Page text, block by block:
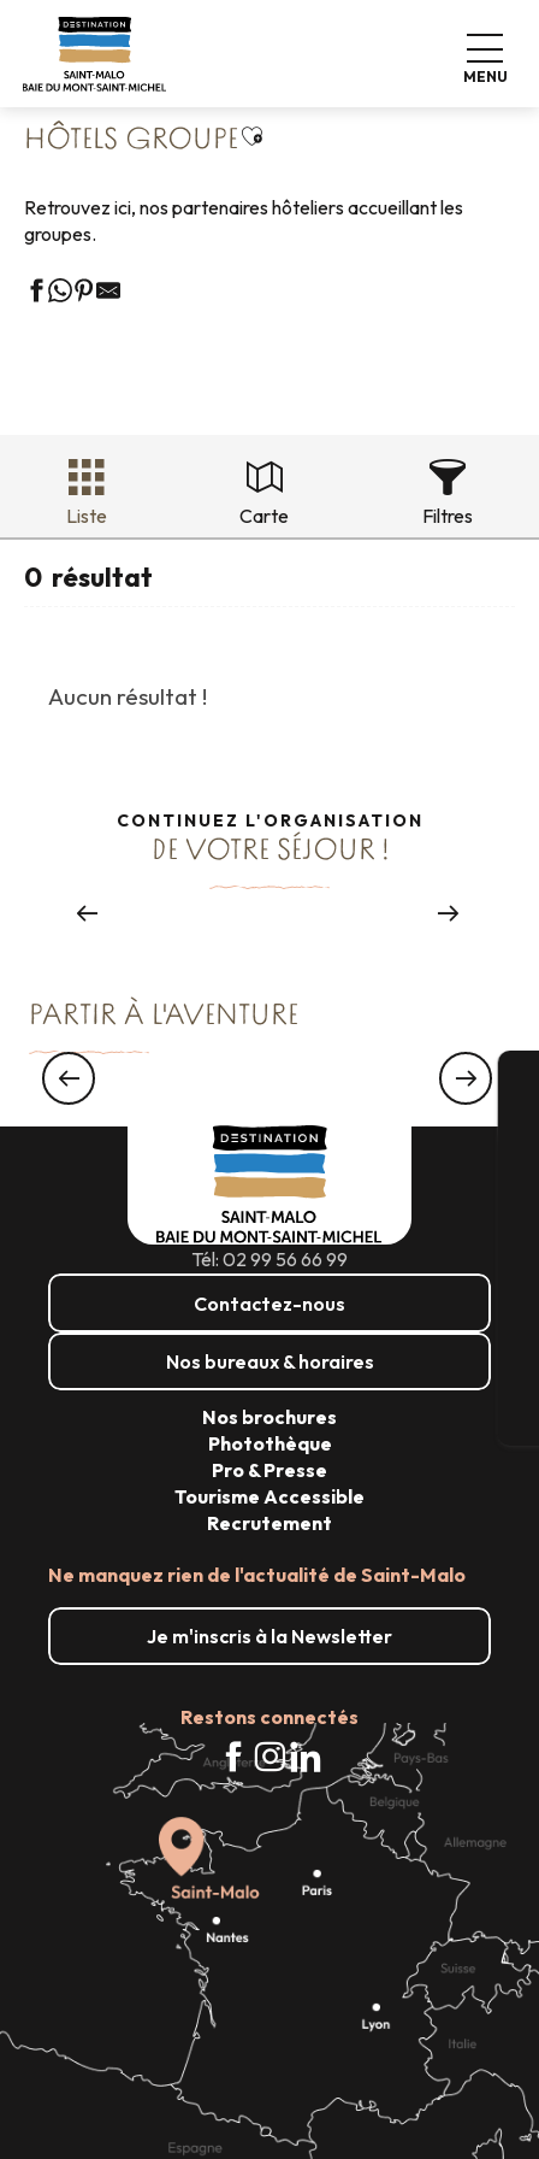
contenu
MENU
Accueil Groupes
Hôtels groupe
HÔTELS GROUPEAjouter aux favoris
Retrouvez ici, nos partenaires hôteliers accueillant les
groupes.
Liste Carte Filtres
0 résultat
Aucun résultat !
CONTINUEZ L'ORGANISATION
DE VOTRE SÉJOUR !
PARTIR À L'AVENTURE
Explorer une maison… de passionnés !
Tél: 02 99 56 66 99
Contactez-nous
Nos bureaux & horaires
Ne manquez rien de l'actualité de Saint-Malo
Je m'inscris à la Newsletter
Restons connectés
Nos brochures
Photothèque
Pro & Presse
Tourisme Accessible
Recrutement